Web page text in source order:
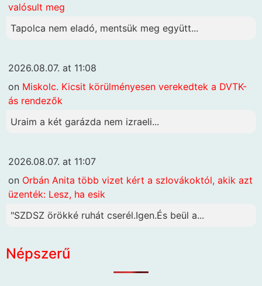
valósult meg
Tapolca nem eladó, mentsük meg együtt...
2026.08.07. at 11:08
on Miskolc. Kicsit körülményesen verekedtek a DVTK-
ás rendezők
Uraim a két garázda nem izraeli...
2026.08.07. at 11:07
on Orbán Anita több vizet kért a szlovákoktól, akik azt
üzenték: Lesz, ha esik
"SZDSZ örökké ruhát cserél.Igen.És beül a...
Népszerű